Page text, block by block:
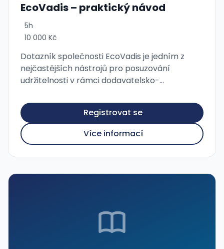
EcoVadis – praktický návod
5h
10 000 Kč
Dotazník společnosti EcoVadis je jedním z
nejčastějších nástrojů pro posuzování
udržitelnosti v rámci dodavatelsko-
všechny klíčové oblasti hodnocení
udržitelnosti – životní prostředí, vztah k
zaměstnancům a …
Registrovat se
Více informací